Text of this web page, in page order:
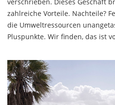
zahlreiche Vorteile. Nachteile?
die Umweltressourcen
Pluspunkte. Wir finden, das ist